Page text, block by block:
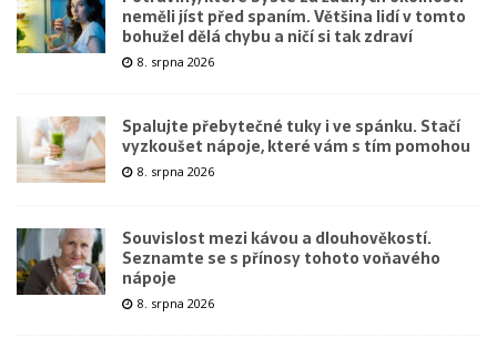
neměli jíst před spaním. Většina lidí v tomto
bohužel dělá chybu a ničí si tak zdraví
8. srpna 2026
Spalujte přebytečné tuky i ve spánku. Stačí
vyzkoušet nápoje, které vám s tím pomohou
8. srpna 2026
Souvislost mezi kávou a dlouhověkostí.
Seznamte se s přínosy tohoto voňavého
nápoje
8. srpna 2026